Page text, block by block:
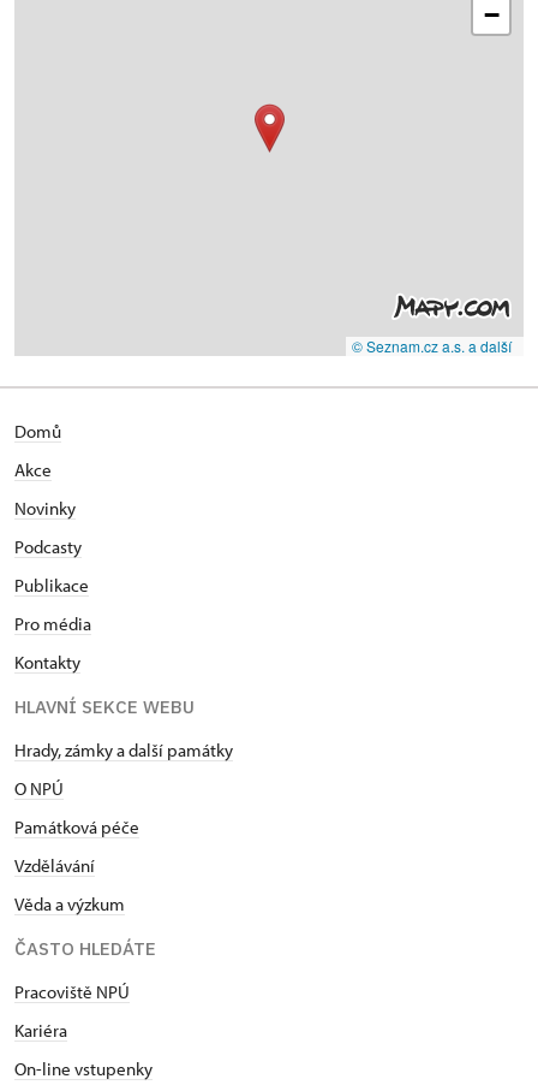
−
© Seznam.cz a.s. a další
Domů
Akce
Novinky
Podcasty
Publikace
Pro média
Kontakty
HLAVNÍ SEKCE WEBU
Hrady, zámky a další památky
O NPÚ
Památková péče
Vzdělávání
Věda a výzkum
ČASTO HLEDÁTE
Pracoviště NPÚ
Kariéra
On-line vstupenky